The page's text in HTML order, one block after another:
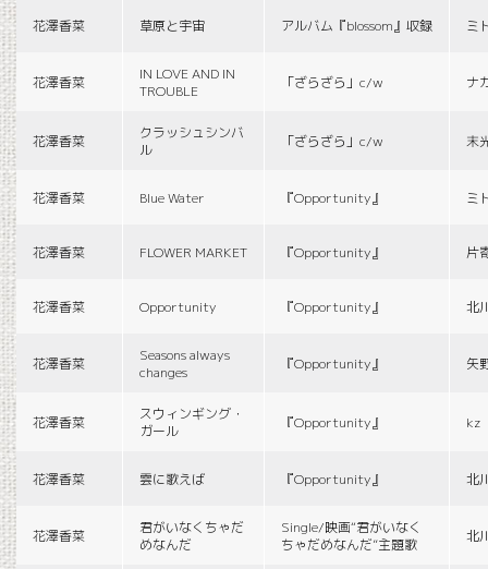
花澤香菜 草原と宇宙 アルバム『blossom』収録 ミ
花澤香菜
IN LOVE AND IN
TROUBLE
「ざらざら」c/w ナ
花澤香菜
クラッシュシンバ
ル
「ざらざら」c/w 末
花澤香菜 Blue Water 『Opportunity』 ミ
花澤香菜 FLOWER MARKET 『Opportunity』 片
花澤香菜 Opportunity 『Opportunity』 北
花澤香菜
Seasons always
changes
『Opportunity』 矢
花澤香菜
スウィンギング・
ガール
『Opportunity』 kz
花澤香菜 雲に歌えば 『Opportunity』 北
花澤香菜
君がいなくちゃだ
めなんだ
Single/映画“君がいなく
ちゃだめなんだ”主題歌
北